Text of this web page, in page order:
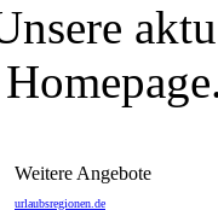
Weitere Angebote
urlaubsregionen.de